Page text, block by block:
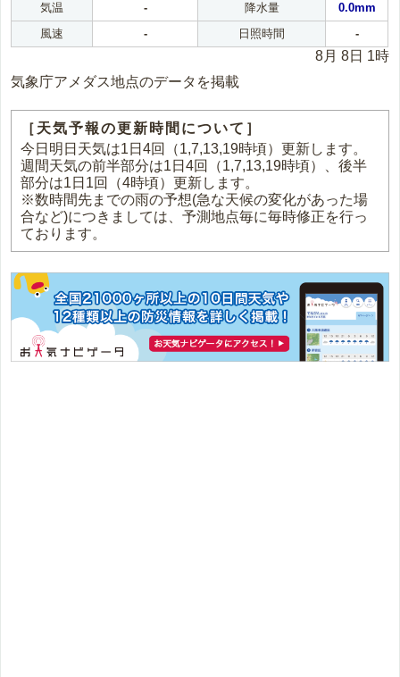
気温 - 降水量
0.0mm
風速
- 日照時間 -
8月 8日 1時
気象庁アメダス地点のデータを掲載
［天気予報の更新時間について］
今日明日天気は1日4回（1,7,13,19時頃）更新します。
週間天気の前半部分は1日4回（1,7,13,19時頃）、後半
部分は1日1回（4時頃）更新します。
※数時間先までの雨の予想(急な天候の変化があった場
合など)につきましては、予測地点毎に毎時修正を行っ
ております。